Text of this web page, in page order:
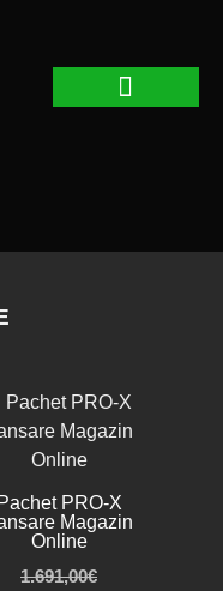
Pachet PRO-X
Magazin
Online
1.691,00€